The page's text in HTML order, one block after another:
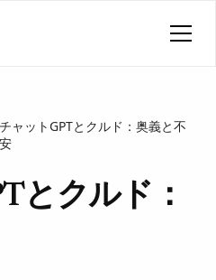
チャットGPTとクルド：奥義と不
安
とクルド：